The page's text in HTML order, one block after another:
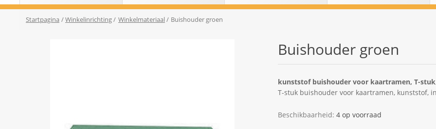
Startpagina /Winkelinrichting/ Winkelmateriaal / Buishouder groen
Buishouder groen
kunststof buishouder voor kaartramen, T-
T-stuk buishouder voor kaartramen, kunststof,
Beschikbaarheid: 4 op voorraad